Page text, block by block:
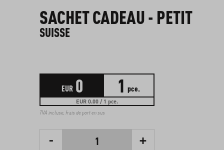
SACHET CADEAU - PETIT
SUISSE
EUR 0 1 pce.
EUR 0.00 / 1 pce.
TVA incluse, frais de port en sus
- 1 +